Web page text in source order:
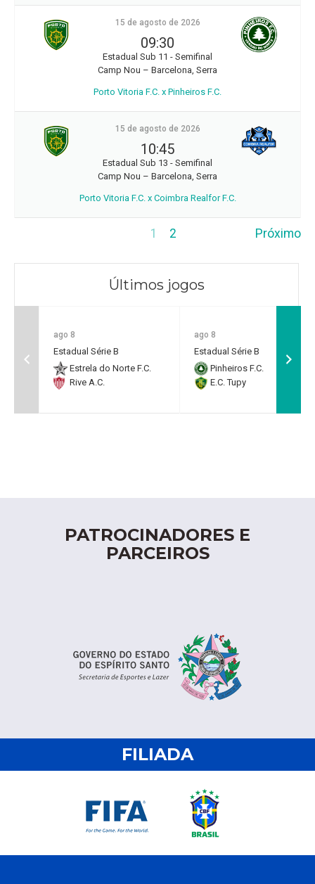
15 de agosto de 2026
09:30
Estadual Sub 11 - Semifinal
Camp Nou – Barcelona, Serra
Porto Vitoria F.C. x Pinheiros F.C.
15 de agosto de 2026
10:45
Estadual Sub 13 - Semifinal
Camp Nou – Barcelona, Serra
Porto Vitoria F.C. x Coimbra Realfor F.C.
1 2 Próximo
Últimos jogos
ago 8
Estadual Série B
Estrela do Norte F.C.
Rive A.C.
ago 8
Estadual Série B
Pinheiros F.C.
E.C. Tupy
PATROCINADORES E
PARCEIROS
FILIADA